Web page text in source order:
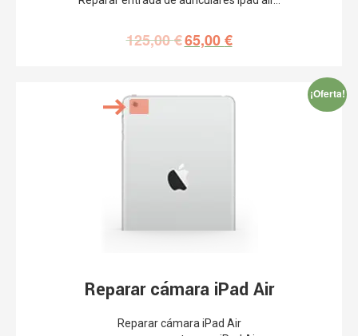
125,00€65,00€
¡Oferta!
Reparar cámara iPad Air
Reparar cámara iPad Air